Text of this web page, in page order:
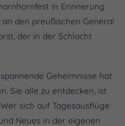
in Erinnerung
den preußischen General
der in der Schlacht
Geheimnisse hat
Sie alle zu entdecken, ist
sich auf Tagesausflüge
Neues in der eigenen